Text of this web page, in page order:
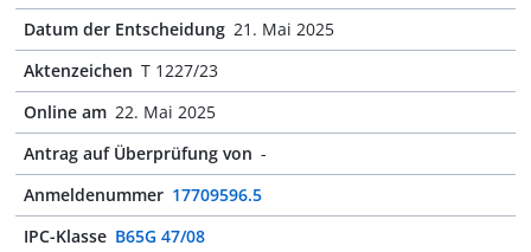
Datum der Entscheidung 21. Mai 2025
Aktenzeichen T 1227/23
Online am 22. Mai 2025
Antrag auf Überprüfung von -
Anmeldenummer 17709596.5
IPC-Klasse B65G 47/08